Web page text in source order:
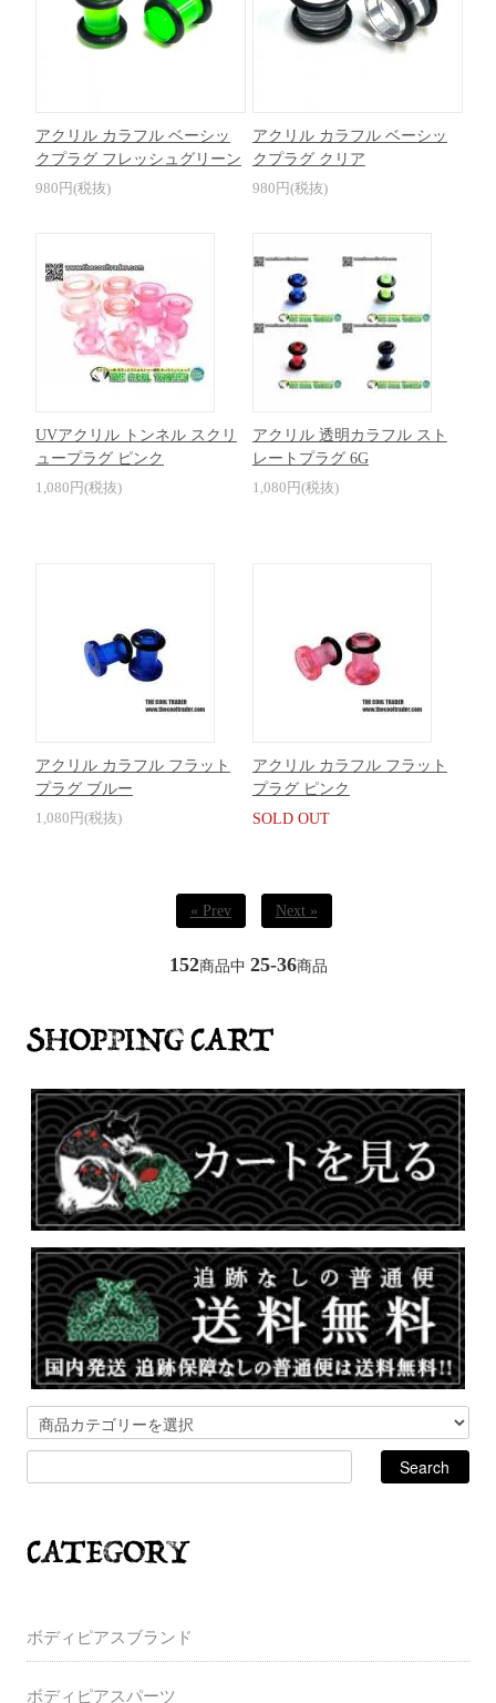
アクリル カラフル ベーシッ
クプラグ フレッシュグリーン
980円(税抜)
アクリル カラフル ベーシッ
クプラグ クリア
980円(税抜)
UVアクリル トンネル スクリ
ュープラグ ピンク
1,080円(税抜)
アクリル 透明カラフル スト
レートプラグ 6G
1,080円(税抜)
アクリル カラフル フラット
プラグ ブルー
1,080円(税抜)
アクリル カラフル フラット
プラグ ピンク
SOLD OUT
« Prev Next »
152商品中 25-36商品
ボディピアスブランド
ボディピアスパーツ